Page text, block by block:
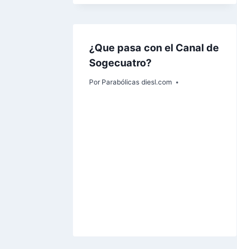
¿Que pasa con el Canal de
Sogecuatro?
Por Parabólicas diesl.com